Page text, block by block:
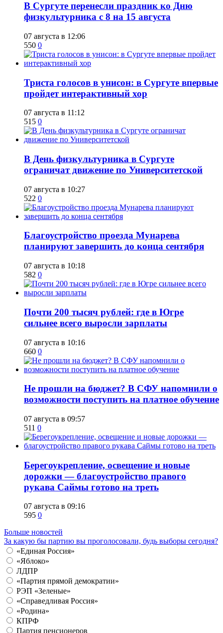
​В Сургуте перенесли праздник ко Дню
физкультурника с 8 на 15 августа
07 августа в 12:06
550 0
​Триста голосов в унисон: в Сургуте впервые
пройдет интерактивный хор
07 августа в 11:12
515 0
​В День физкультурника в Сургуте
ограничат движение по Университетской
07 августа в 10:27
522 0
Благоустройство проезда Мунарева
планируют завершить до конца сентября
07 августа в 10:18
582 0
​Почти 200 тысяч рублей: где в Югре
сильнее всего выросли зарплаты
07 августа в 10:16
660 0
Не прошли на бюджет? В СФУ напомнили о
возможности поступить на платное обучение
07 августа в 09:57
511 0
Берегоукрепление, освещение и новые
дорожки — благоустройство правого
рукава Саймы готово на треть
07 августа в 09:16
595 0
Больше новостей
За какую бы партию вы проголосовали, будь выборы сегодня?
«Единая Россия»
«Яблоко»
ЛДПР
«Партия прямой демократии»
РЭП «Зеленые»
«Справедливая Россия»
«Родина»
КПРФ
Партия пенсионеров